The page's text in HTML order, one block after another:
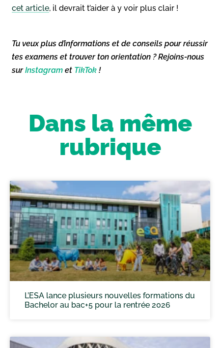
cet article, il devrait t’aider à y voir plus clair !
Tu veux plus d’informations et de conseils pour réussir
tes examens et trouver ton orientation ? Rejoins-nous
surInstagram et TikTok !
Dans la même
rubrique
L’ESA lance plusieurs nouvelles formations du
Bachelor au bac+5 pour la rentrée 2026